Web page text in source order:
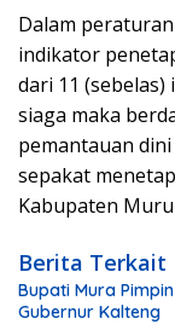
Dalam
indikator
dari 11
siaga maka
pemantauan
sepakat
Kabupaten
Berita Terkait
Bupati Mura
Gubernur Kalteng